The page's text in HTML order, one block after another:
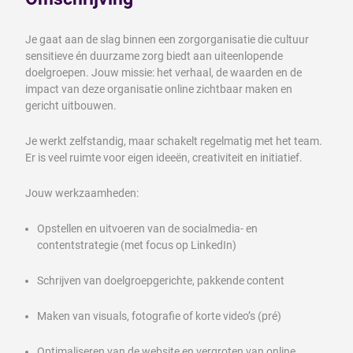
Je gaat aan de slag binnen een zorgorganisatie die cultuur
sensitieve én duurzame zorg biedt aan uiteenlopende
doelgroepen. Jouw missie: het verhaal, de waarden en de
impact van deze organisatie online zichtbaar maken en
gericht uitbouwen.
Je werkt zelfstandig, maar schakelt regelmatig met het team.
Er is veel ruimte voor eigen ideeën, creativiteit en initiatief.
Jouw werkzaamheden:
Opstellen en uitvoeren van de socialmedia- en
contentstrategie (met focus op LinkedIn)
Schrijven van doelgroepgerichte, pakkende content
Maken van visuals, fotografie of korte video’s (pré)